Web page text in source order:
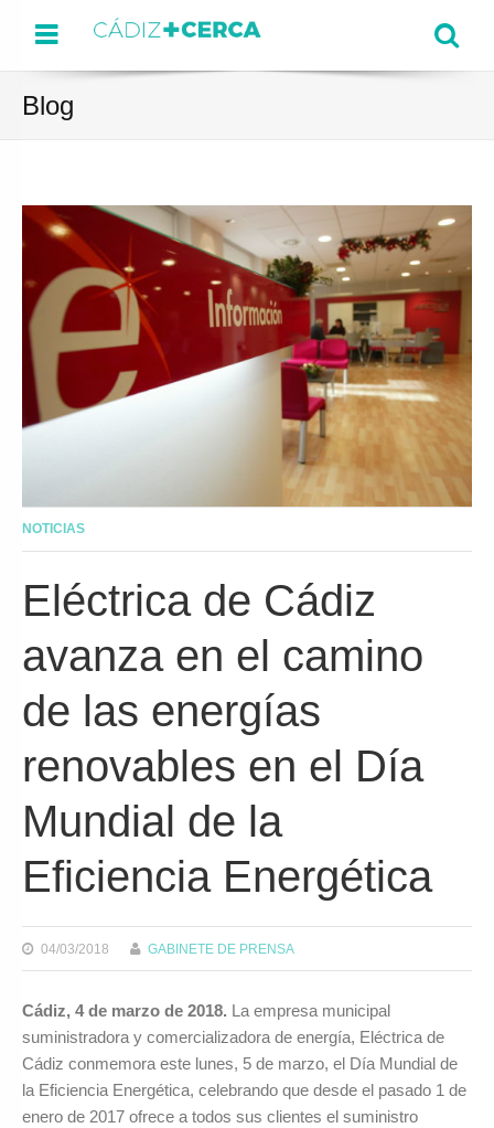
Menu
Blog
NOTICIAS
Eléctrica de Cádiz
avanza en el camino
de las energías
renovables en el Día
Mundial de la
Eficiencia Energética
04/03/2018 GABINETE DE PRENSA
Cádiz, 4 de marzo de 2018. La empresa municipal
suministradora y comercializadora de energía, Eléctrica de
Cádiz conmemora este lunes, 5 de marzo, el Día Mundial de
la Eficiencia Energética, celebrando que desde el pasado 1 de
enero de 2017 ofrece a todos sus clientes el suministro